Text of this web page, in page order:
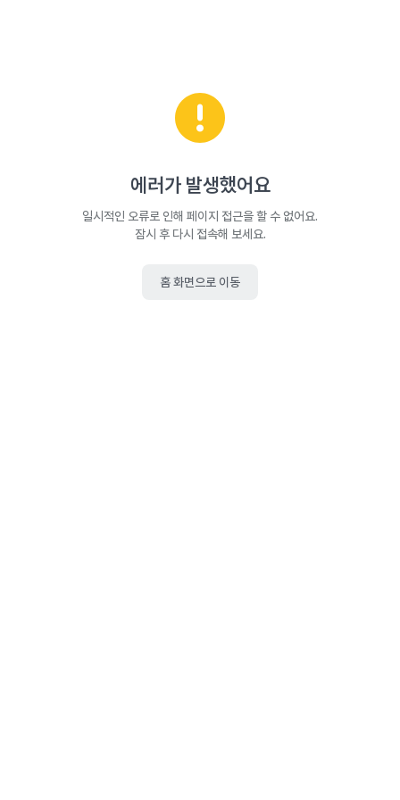
에러가 발생했어요
일시적인 오류로 인해 페이지 접근을 할 수 없어요.
잠시 후 다시 접속해 보세요.
홈 화면으로 이동